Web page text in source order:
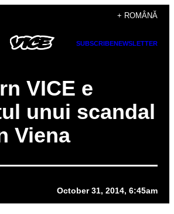
+ ROMÂNĂ
SUBSCRIBENEWSLETTER
VICE e
unui scandal
Viena
October 31, 2014, 6:45am